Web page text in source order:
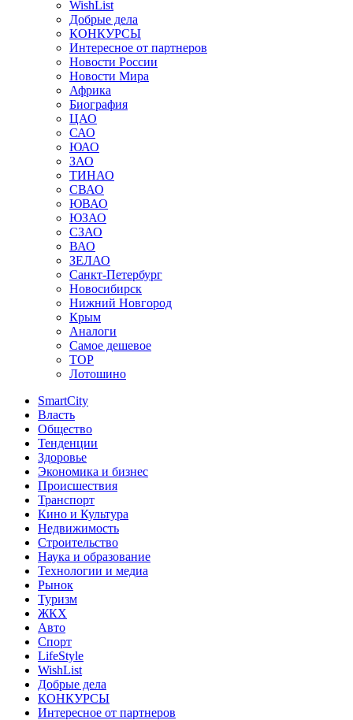
WishList
Добрые дела
КОНКУРСЫ
Интересное от партнеров
Новости России
Новости Мира
Африка
Биография
ЦАО
САО
ЮАО
ЗАО
ТИНАО
СВАО
ЮВАО
ЮЗАО
СЗАО
ВАО
ЗЕЛАО
Санкт-Петербург
Новосибирск
Нижний Новгород
Крым
Аналоги
Самое дешевое
TOP
Лотошино
SmartCity
Власть
Общество
Тенденции
Здоровье
Экономика и бизнес
Происшествия
Транспорт
Кино и Культура
Недвижимость
Строительство
Наука и образование
Технологии и медиа
Рынок
Туризм
ЖКХ
Авто
Спорт
LifeStyle
WishList
Добрые дела
КОНКУРСЫ
Интересное от партнеров